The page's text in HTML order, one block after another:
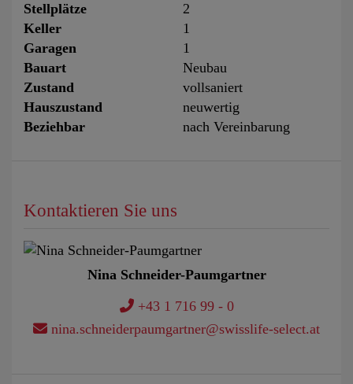
Stellplätze
2
Keller
1
Garagen
1
Bauart
Neubau
Zustand
vollsaniert
Hauszustand
neuwertig
Beziehbar
nach Vereinbarung
Kontaktieren Sie uns
Nina Schneider-Paumgartner
+43 1 716 99 - 0
nina.schneiderpaumgartner@swisslife-select.at